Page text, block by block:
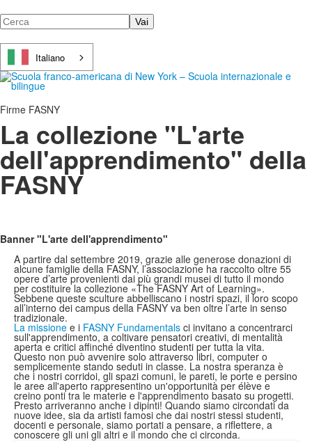
Cerca
Italiano
Firme FASNY
La collezione "L'arte
dell'apprendimento" della
FASNY
Banner "L'arte dell'apprendimento"
A partire dal settembre 2019, grazie alle generose donazioni di
alcune famiglie della FASNY, l’associazione ha raccolto oltre 55
opere d’arte provenienti dai più grandi musei di tutto il mondo
per costituire la collezione «The FASNY Art of Learning».
Sebbene queste sculture abbelliscano i nostri spazi, il loro scopo
all’interno dei campus della FASNY va ben oltre l’arte in senso
tradizionale.
La missione e i FASNY Fundamentals ci invitano a concentrarci
sull'apprendimento, a coltivare pensatori creativi, di mentalità
aperta e critici affinché diventino studenti per tutta la vita.
Questo non può avvenire solo attraverso libri, computer o
semplicemente stando seduti in classe. La nostra speranza è
che i nostri corridoi, gli spazi comuni, le pareti, le porte e persino
le aree all'aperto rappresentino un'opportunità per élève e
creino ponti tra le materie e l'apprendimento basato su progetti.
Presto arriveranno anche i dipinti! Quando siamo circondati da
nuove idee, sia da artisti famosi che dai nostri stessi studenti,
docenti e personale, siamo portati a pensare, a riflettere, a
conoscere gli uni gli altri e il mondo che ci circonda.